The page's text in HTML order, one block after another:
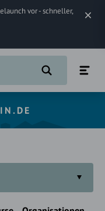
vor - schneller,